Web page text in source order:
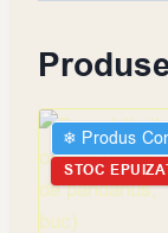
❄︎ Produs
STOC